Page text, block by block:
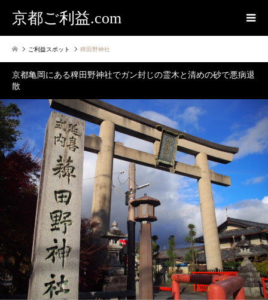
京都ご利益.com
ご利益スポット 稗田野神社
京都亀岡にある稗田野神社でガン封じの霊木と清めの砂で悪病退
散